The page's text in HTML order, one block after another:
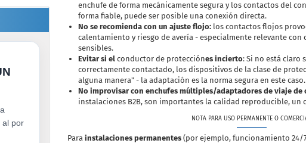
enchufe de forma mecánicamente segura y los contactos del
forma fiable, puede ser posible una conexión directa.
No se recomienda con un ajuste flojo: los contactos flojos
calentamiento y riesgo de avería - especialmente relevante
sensibles.
Evitar si el conductor de protecciónes incierto: Si no está claro
correctamente contactado, los dispositivos de la clase de
alguna manera" - la adaptación es la norma segura en este caso.
No improvisar con enchufes múltiples/adaptadores de viaje de
instalaciones B2B, son importantes la calidad reproducible,
NOTA PARA USO PERMANENTE O
Parainstalaciones permanentes (por ejemplo, funcionamiento 24/
al por